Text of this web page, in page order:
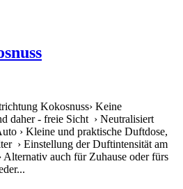
Kokosnuss› Keine
daher - freie Sicht › Neutralisiert
› Kleine und praktische Duftdose,
› Einstellung der Duftintensität am
Alternativ auch für Zuhause oder fürs